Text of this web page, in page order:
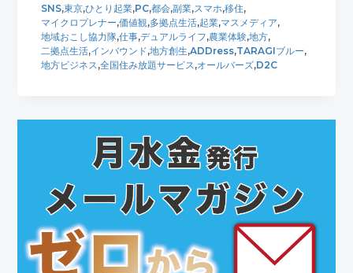
SNS,東京,ひとり起業,PC,都会,副業,スマホ,移住,
マイクロプレナー,価値観,多拠点生活,起業,マスメディア,
地域おこし協力隊,仕事,デュアルライフ,農業体験,地方,
二拠点生活,インバウンド,地方創生,ADDress,TARAGIブルー,
地方ビジネス,全国住み放題サービス,オールバーズ,D2C
バ
ー